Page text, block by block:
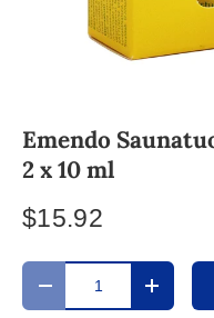
Emendo
2 x 10 ml
$15.92
Määrä
Translation missing: